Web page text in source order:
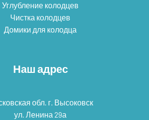
Углубление колодцев
Чистка колодцев
Домики для колодца
Наш адрес
обл. г. Высоковск
ул. Ленина 29а